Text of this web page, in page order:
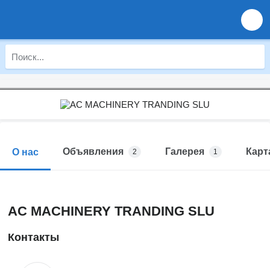
О нас Объявления 2 Галерея 1
AC MACHINERY TRANDING SLU
Контакты